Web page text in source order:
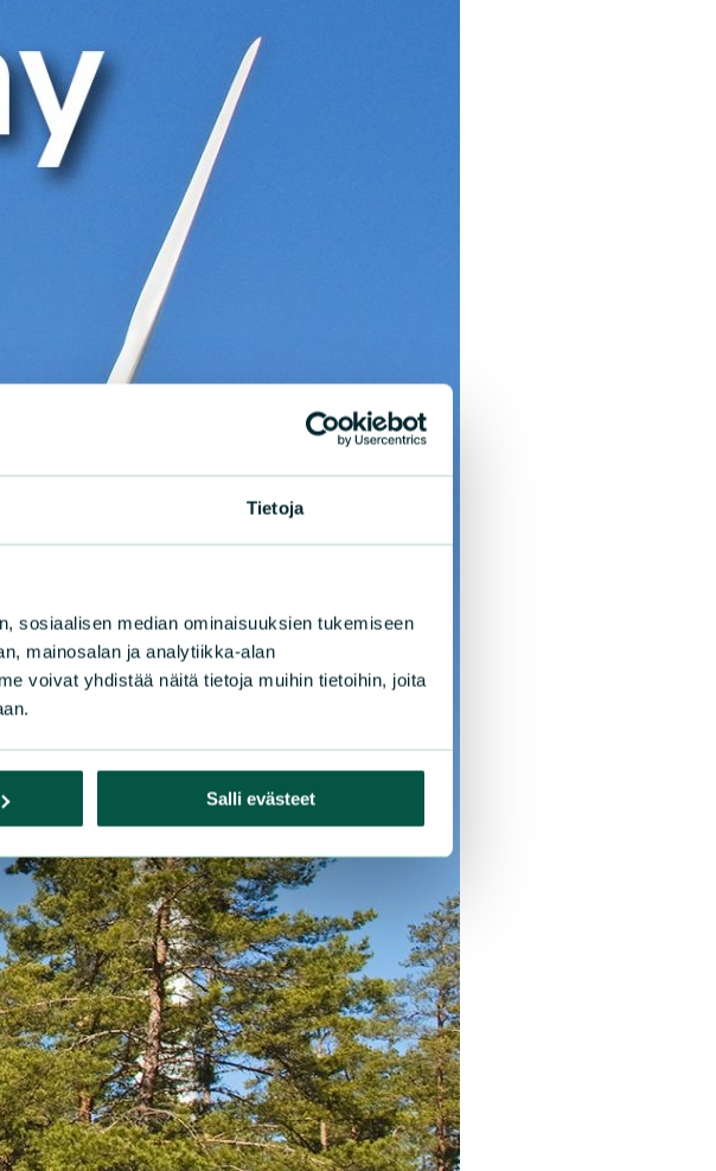
Tietoja
sosiaalisen median ominaisuuksien tukemiseen
mainosalan ja analytiikka-alan
voivat yhdistää näitä tietoja muihin tietoihin, joita
Salli evästeet